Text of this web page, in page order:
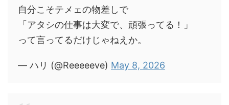
自分こそテメェの物差しで
「アタシの仕事は大変で、頑張ってる！」
って言ってるだけじゃねえか。
— ハリ (@Reeeeeve) May 8, 2026